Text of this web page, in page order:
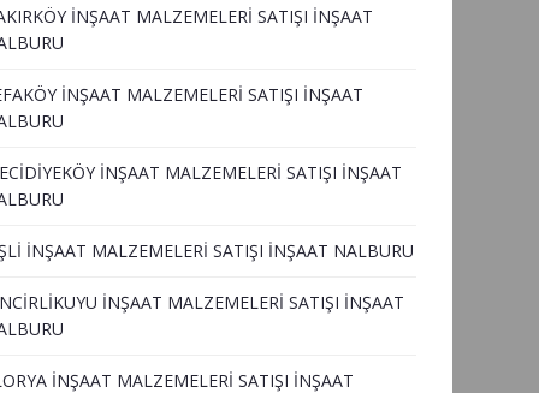
İNŞAAT MALZEMELERİ SATIŞI İNŞAAT
İNŞAAT MALZEMELERİ SATIŞI İNŞAAT
İNŞAAT MALZEMELERİ SATIŞI İNŞAAT
İNŞAAT MALZEMELERİ SATIŞI İNŞAAT NALBURU
İNŞAAT MALZEMELERİ SATIŞI İNŞAAT
İNŞAAT MALZEMELERİ SATIŞI İNŞAAT